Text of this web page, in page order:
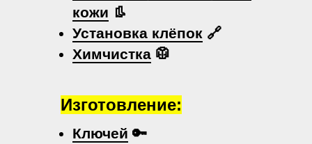
кожи 👢
Установка клёпок 🔗
Химчистка 🥼
Ключей 🔑
Изготовление: